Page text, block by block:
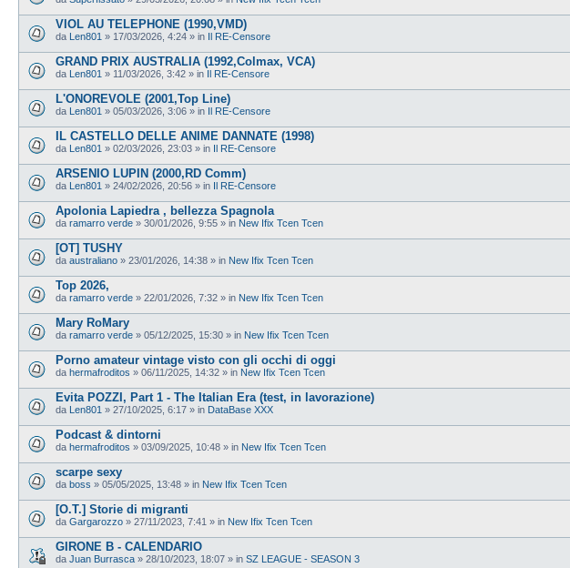
VIOL AU TELEPHONE (1990,VMD)
da Len801 » 17/03/2026, 4:24 » in Il RE-Censore
GRAND PRIX AUSTRALIA (1992,Colmax, VCA)
da Len801 » 11/03/2026, 3:42 » in Il RE-Censore
L'ONOREVOLE (2001,Top Line)
da Len801 » 05/03/2026, 3:06 » in Il RE-Censore
IL CASTELLO DELLE ANIME DANNATE (1998)
da Len801 » 02/03/2026, 23:03 » in Il RE-Censore
ARSENIO LUPIN (2000,RD Comm)
da Len801 » 24/02/2026, 20:56 » in Il RE-Censore
Apolonia Lapiedra , bellezza Spagnola
da ramarro verde » 30/01/2026, 9:55 » in New Ifix Tcen Tcen
[OT] TUSHY
da australiano » 23/01/2026, 14:38 » in New Ifix Tcen Tcen
Top 2026,
da ramarro verde » 22/01/2026, 7:32 » in New Ifix Tcen Tcen
Mary RoMary
da ramarro verde » 05/12/2025, 15:30 » in New Ifix Tcen Tcen
Porno amateur vintage visto con gli occhi di oggi
da hermafroditos » 06/11/2025, 14:32 » in New Ifix Tcen Tcen
Evita POZZI, Part 1 - The Italian Era (test, in lavorazione)
da Len801 » 27/10/2025, 6:17 » in DataBase XXX
Podcast & dintorni
da hermafroditos » 03/09/2025, 10:48 » in New Ifix Tcen Tcen
scarpe sexy
da boss » 05/05/2025, 13:48 » in New Ifix Tcen Tcen
[O.T.] Storie di migranti
da Gargarozzo » 27/11/2023, 7:41 » in New Ifix Tcen Tcen
GIRONE B - CALENDARIO
da Juan Burrasca » 28/10/2023, 18:07 » in SZ LEAGUE - SEASON 3